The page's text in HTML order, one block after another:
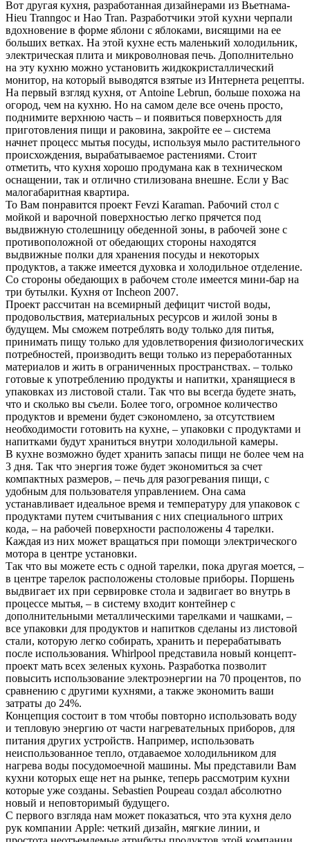
Вот другая кухня, разработанная дизайнерами из Вьетнама-
Hieu Tranngoc и Hao Tran. Разработчики этой кухни черпали
вдохновение в форме яблони с яблоками, висящими на ее
больших ветках. На этой кухне есть маленький холодильник,
электрическая плита и микроволновая печь. Дополнительно
на эту кухню можно установить жидкокристаллический
монитор, на который выводятся взятые из Интернета рецепты.
На первый взгляд кухня, от Antoine Lebrun, больше похожа на
огород, чем на кухню. Но на самом деле все очень просто,
поднимите верхнюю часть – и появиться поверхность для
приготовления пищи и раковина, закройте ее – система
начнет процесс мытья посуды, используя мыло растительного
происхождения, вырабатываемое растениями. Стоит
отметить, что кухня хорошо продумана как в техническом
оснащении, так и отлично стилизована внешне. Если у Вас
малогабаритная квартира.
То Вам понравится проект Fevzi Karaman. Рабочий стол с
мойкой и варочной поверхностью легко прячется под
выдвижную столешницу обеденной зоны, в рабочей зоне с
противоположной от обедающих стороны находятся
выдвижные полки для хранения посуды и некоторых
продуктов, а также имеется духовка и холодильное отделение.
Со стороны обедающих в рабочем столе имеется мини-бар на
три бутылки. Кухня от Incheon 2007.
Проект рассчитан на всемирный дефицит чистой воды,
продовольствия, материальных ресурсов и жилой зоны в
будущем. Мы сможем потреблять воду только для питья,
принимать пищу только для удовлетворения физиологических
потребностей, производить вещи только из переработанных
материалов и жить в ограниченных пространствах. – только
готовые к употреблению продукты и напитки, хранящиеся в
упаковках из листовой стали. Так что вы всегда будете знать,
что и сколько вы съели. Более того, огромное количество
продуктов и времени будет сэкономлено, за отсутствием
необходимости готовить на кухне, – упаковки с продуктами и
напитками будут храниться внутри холодильной камеры.
В кухне возможно будет хранить запасы пищи не более чем на
3 дня. Так что энергия тоже будет экономиться за счет
компактных размеров, – печь для разогревания пищи, с
удобным для пользователя управлением. Она сама
устанавливает идеальное время и температуру для упаковок с
продуктами путем считывания с них специального штрих
кода, – на рабочей поверхности расположены 4 тарелки.
Каждая из них может вращаться при помощи электрического
мотора в центре установки.
Так что вы можете есть с одной тарелки, пока другая моется, –
в центре тарелок расположены столовые приборы. Поршень
выдвигает их при сервировке стола и задвигает во внутрь в
процессе мытья, – в систему входит контейнер с
дополнительными металлическими тарелками и чашками, –
все упаковки для продуктов и напитков сделаны из листовой
стали, которую легко собирать, хранить и перерабатывать
после использования. Whirlpool представила новый концепт-
проект мать всех зеленых кухонь. Разработка позволит
повысить использование электроэнергии на 70 процентов, по
сравнению с другими кухнями, а также экономить ваши
затраты до 24%.
Концепция состоит в том чтобы повторно использовать воду
и тепловую энергию от части нагревательных приборов, для
питания других устройств. Например, использовать
неиспользованное тепло, отдаваемое холодильником для
нагрева воды посудомоечной машины. Мы представили Вам
кухни которых еще нет на рынке, теперь рассмотрим кухни
которые уже созданы. Sebastien Poupeau создал абсолютно
новый и неповторимый будущего.
С первого взгляда нам может показаться, что эта кухня дело
рук компании Apple: четкий дизайн, мягкие линии, и